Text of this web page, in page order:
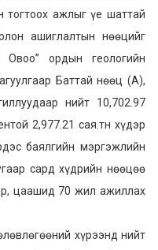
тогтоох ажлыг үе шаттай
ашиглалтын нөөцийг
Овоо” ордын геологийн
Баттай нөөц (А),
нийт 10,702.97
2,977.21 сая.тн хүдэр
баялгийн мэргэжлийн
сард хүдрийн нөөцөө
цаашид 70 жил ажиллах
хүрээнд нийт